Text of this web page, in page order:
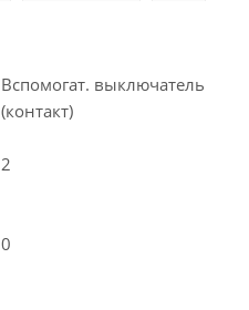
Вспомогат. выключатель
(контакт)
2
0